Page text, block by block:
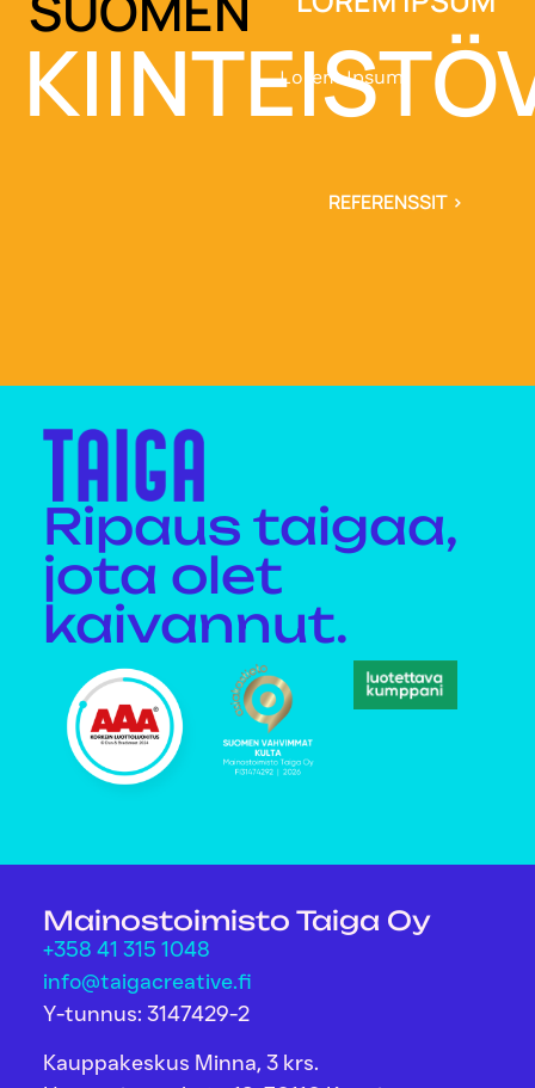
Lorem Ipsum
REFERENSSIT >
Ripaus taigaa,
jota olet
kaivannut.
Mainostoimisto Taiga Oy
+358 41 315 1048
info@taigacreative.fi
Y-tunnus: 3147429-2
Kauppakeskus Minna, 3 krs.